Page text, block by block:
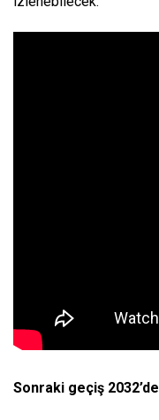
Sonraki geçiş 2032’de